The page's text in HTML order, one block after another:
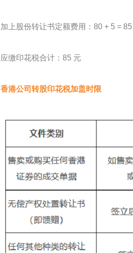
加上股份转让书定额费用：80 + 5 = 85
应缴印花税合计：85 元
香港公司转股印花税加盖时限